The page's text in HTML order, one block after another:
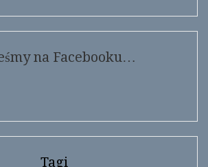
na Facebooku…
Tagi